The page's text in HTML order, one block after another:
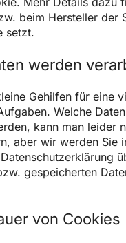
beim Hersteller der
setzt.
werden
Gehilfen für eine
Welche
kann man leider
aber wir werden Sie
gespeicherten
von Cookies